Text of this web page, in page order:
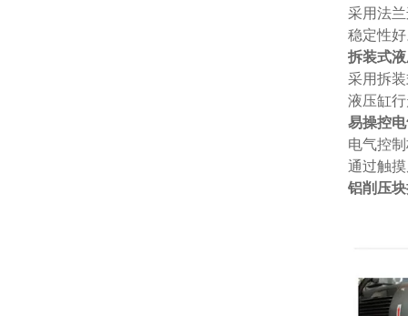
采用法
稳定性
拆装式
采用拆
液压缸
易操控
电气控
通过触
铝削压